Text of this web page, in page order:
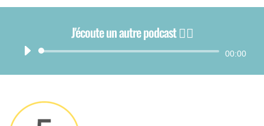
J'écoute un autre podcast 👂🏻
Lecteur
00:00